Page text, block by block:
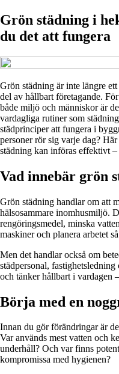
Grön städning i
du det att fungera
Grön städning är inte längre
del av hållbart företagande.
både miljö och människor är
vardagliga rutiner som
städprinciper att fungera i
personer rör sig varje dag?
städning kan införas effektivt
Vad innebär grön
Grön städning handlar om att
hälsosammare inomhusmiljö.
rengöringsmedel, minska
maskiner och planera arbetet
Men det handlar också om
städpersonal,
och tänker hållbart i vardagen
Börja med en
Innan du gör förändringar är
Var används mest vatten och
underhåll? Och var finns
kompromissa med hygienen?